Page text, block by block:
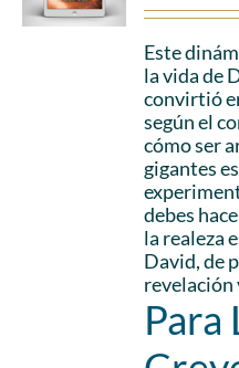
Este
la vida de
convirtió
según el
cómo ser
gigantes
debes
la realeza
David, de
revelación
Para